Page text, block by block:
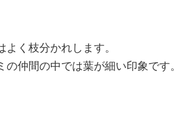
く枝分かれします。
仲間の中では葉が細い印象です。